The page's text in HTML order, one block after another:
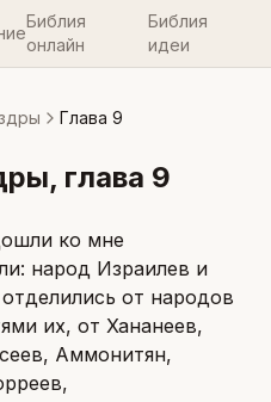
Библия
онлайн
Библия
идеи
Глава 9
, глава 9
ко мне
народ Израилев и
от народов
их, от Хананеев,
Аммонитян,